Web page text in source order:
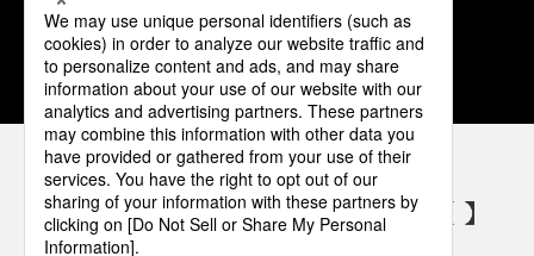
1 2 3 4 5
パナソニックの電気設備 SNSアカウント